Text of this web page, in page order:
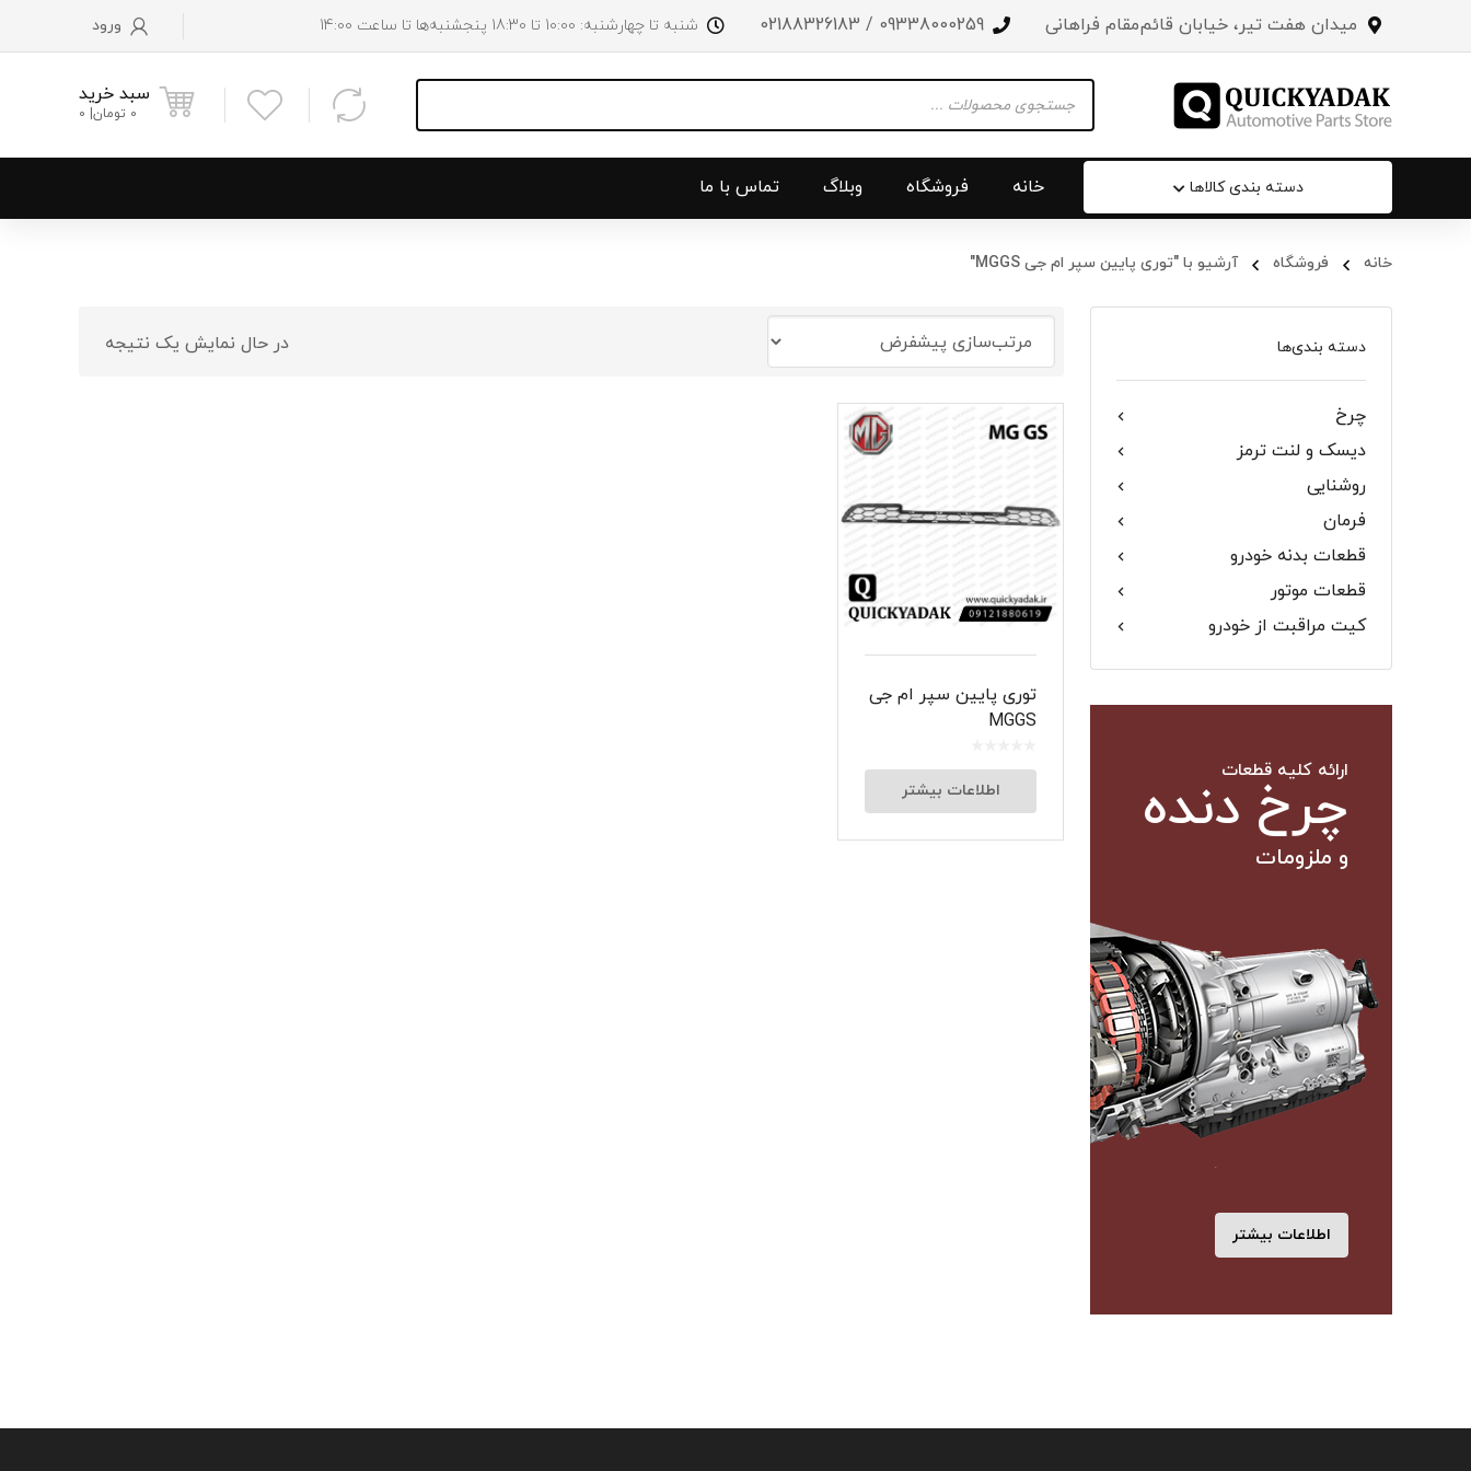
میدان هفت تیر، خیابان قائم‌مقام فراهانی 09338000259 / 02188326183 شنبه تا چهارشنبه: 10:00 تا 18:30 پنجشنبه‌‌ها تا ساعت 14:00 ورود
سبد خرید
0 تومان 0
search
دسته بندی کالاها
جلو پنجره
درب خودرو
گلگیر
چراغ جلو
میل موج گیر
سیبک فرمان
خانه فروشگاه وبلاگ تماس با ما
خانه فروشگاه آرشیو با "توری پایین سپر ام جی MGGS"
دسته بندی‌ها
چرخ
دیسک و لنت ترمز
روشنایی
فرمان
قطعات بدنه خودرو
قطعات موتور
کیت مراقبت از خودرو
ارائه کلیه قطعات
چرخ دنده
و ملزومات
اطلاعات بیشتر
در حال نمایش یک نتیجه
توری پایین سپر ام جی
MGGS
اطلاعات بیشتر